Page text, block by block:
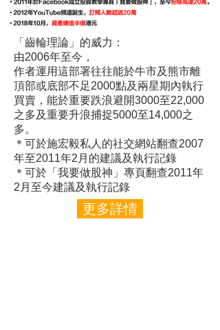
「齒輪理論」的威力：
由2006年至今，
作者運用這部署往往能於牛市及熊市離
頂部或底部不足2000點及兩星期內執行
買賣， 能於重要跌浪避開3000至22,000
之多及重要升浪捕捉5000至14,000之
多。
＊可於施宏毅私人的社交網站翻查2007
年至2011年2月的建議及執行記錄
＊可於「我要做股神」專頁翻查2011年
2月至今建議及執行記錄​
更多詳情